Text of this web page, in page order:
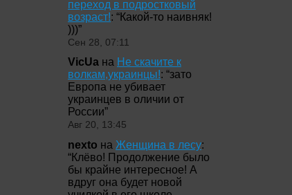
переход в подростковый
возраст!: “Какой-то наивняк!
)))”
Сен 28, 07:11
VicUa на Не скачите к
волкам,украинцы!: “зато
Европа не убивает
украинцев в оличии от
России”
Авг 20, 13:45
nexto на Женщина в лесу:
“Клёво! Продолжение было
бы крайне интересное! А
вдруг она будет новой